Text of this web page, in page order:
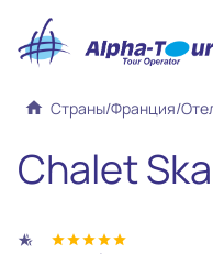
home Страны/Франция/
Chalet
hotel_class starstarstarstarstar